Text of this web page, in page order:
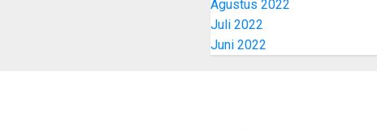
Agustus 2022
Juli 2022
Juni 2022